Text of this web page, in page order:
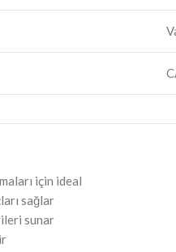
için ideal
sağlar
sunar